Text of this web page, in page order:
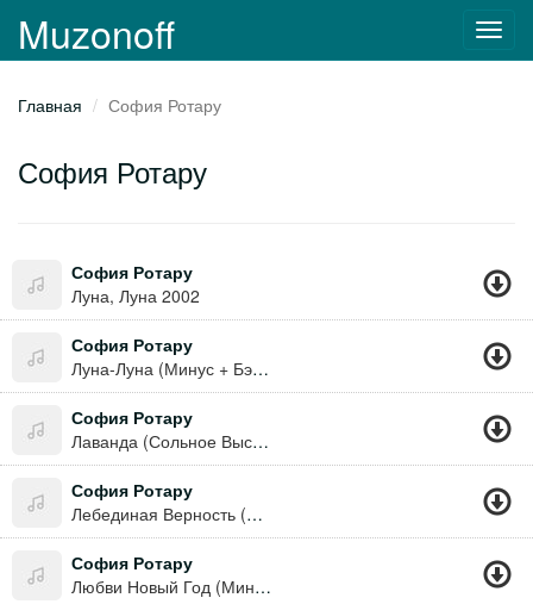
Muzonoff
Главная София Ротару
София Ротару
София Ротару
Луна, Луна 2002
София Ротару
Луна-Луна (Минус + Бэк-Вокал)
София Ротару
Лаванда (Сольное Выступление)
София Ротару
Лебединая Верность (Минус)
София Ротару
Любви Новый Год (Минус)